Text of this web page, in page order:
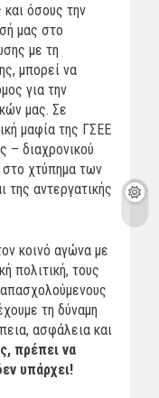
και όσους την
μας στο
με τη
μπορεί να
για την
μας. Σε
μαφία της ΓΣΕΕ
– διαχρονικού
χτύπημα των
της αντεργατικής
κοινό αγώνα με
πολιτική, τους
τη δύναμη
ασφάλεια και
πρέπει να
υπάρχει!